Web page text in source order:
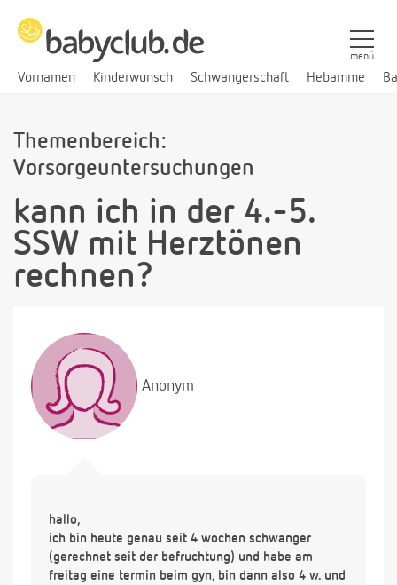
Vornamen Kinderwunsch Schwangerschaft Hebamme
menü
Themenbereich:
Vorsorgeuntersuchungen
kann ich in der 4.-5.
SSW mit Herztönen
rechnen?
Anonym
hallo,
ich bin heute genau seit 4 wochen schwanger
(gerechnet seit der befruchtung) und habe am
freitag eine termin beim gyn, bin dann also 4 w. und